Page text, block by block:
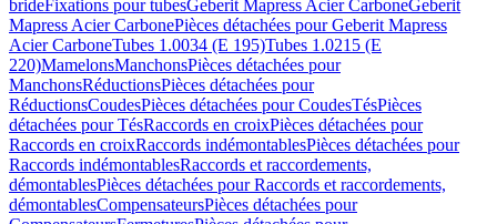
brideFixations pour tubesGeberit Mapress Acier CarboneGeberit
Mapress Acier CarbonePièces détachées pour Geberit Mapress
Acier CarboneTubes 1.0034 (E 195)Tubes 1.0215 (E
220)MamelonsManchonsPièces détachées pour
ManchonsRéductionsPièces détachées pour
RéductionsCoudesPièces détachées pour CoudesTésPièces
détachées pour TésRaccords en croixPièces détachées pour
Raccords en croixRaccords indémontablesPièces détachées pour
Raccords indémontablesRaccords et raccordements,
démontablesPièces détachées pour Raccords et raccordements,
démontablesCompensateursPièces détachées pour